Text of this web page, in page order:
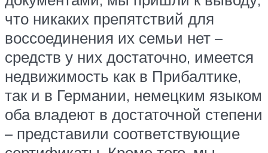
что никаких препятствий для
воссоединения их семьи нет –
средств у них достаточно, имеется
недвижимость как в Прибалтике,
так и в Германии, немецким языком
оба владеют в достаточной степени
– представили соответствующие